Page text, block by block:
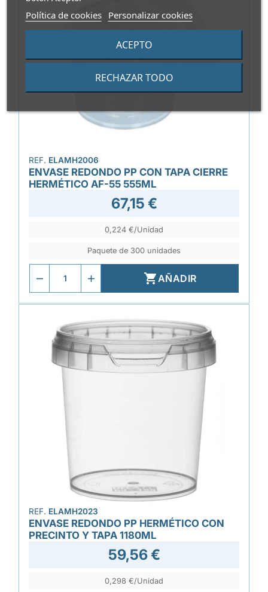
Política de cookies Personalizar cookies
RECHAZAR TODO
ACEPTO
REF. ELAMH2006
ENVASE REDONDO PP CON TAPA CIERRE
HERMÉTICO AF-55 555ML
67,15 €
0,224 €/Unidad
Paquete de 300 unidades
AÑADIR
REF. ELAMH2023
ENVASE REDONDO PP HERMÉTICO CON
PRECINTO Y TAPA 1180ML
59,56 €
0,298 €/Unidad